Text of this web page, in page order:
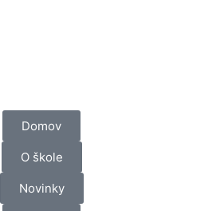
Domov
O škole
Novinky